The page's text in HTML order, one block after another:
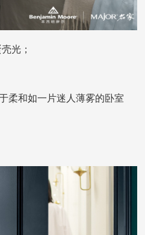
光；
柔和如一片迷人薄雾的卧室